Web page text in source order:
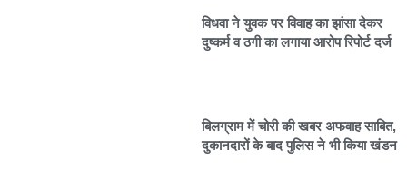
विधवा ने युवक पर विवाह का झांसा देकर
दुष्कर्म व ठगी का लगाया आरोप रिपोर्ट दर्ज
बिलग्राम में चोरी की खबर अफवाह साबित,
दुकानदारों के बाद पुलिस ने भी किया खंडन